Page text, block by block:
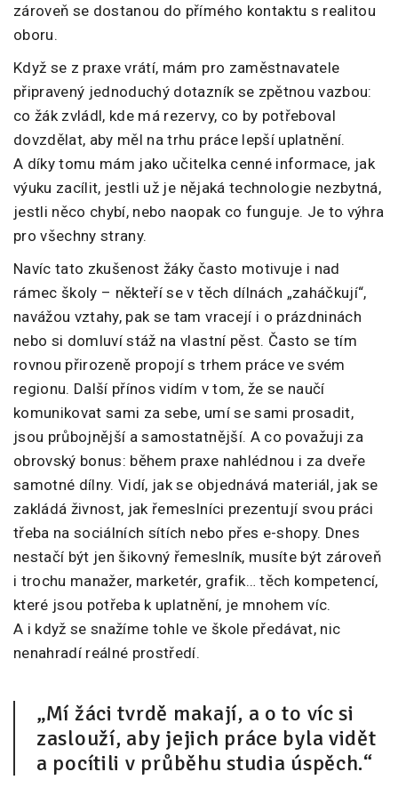
zároveň se dostanou do přímého kontaktu s realitou
oboru.
Když se z praxe vrátí, mám pro zaměstnavatele
připravený jednoduchý dotazník se zpětnou vazbou:
co žák zvládl, kde má rezervy, co by potřeboval
dovzdělat, aby měl na trhu práce lepší uplatnění.
A díky tomu mám jako učitelka cenné informace, jak
výuku zacílit, jestli už je nějaká technologie nezbytná,
jestli něco chybí, nebo naopak co funguje. Je to výhra
pro všechny strany.
Navíc tato zkušenost žáky často motivuje i nad
rámec školy – někteří se v těch dílnách „zaháčkují“,
navážou vztahy, pak se tam vracejí i o prázdninách
nebo si domluví stáž na vlastní pěst. Často se tím
rovnou přirozeně propojí s trhem práce ve svém
regionu. Další přínos vidím v tom, že se naučí
komunikovat sami za sebe, umí se sami prosadit,
jsou průbojnější a samostatnější. A co považuji za
obrovský bonus: během praxe nahlédnou i za dveře
samotné dílny. Vidí, jak se objednává materiál, jak se
zakládá živnost, jak řemeslníci prezentují svou práci
třeba na sociálních sítích nebo přes e-shopy. Dnes
nestačí být jen šikovný řemeslník, musíte být zároveň
i trochu manažer, marketér, grafik… těch kompetencí,
které jsou potřeba k uplatnění, je mnohem víc.
A i když se snažíme tohle ve škole předávat, nic
nenahradí reálné prostředí.
„Mí žáci tvrdě makají, a o to víc si
zaslouží, aby jejich práce byla vidět
a pocítili v průběhu studia úspěch.“